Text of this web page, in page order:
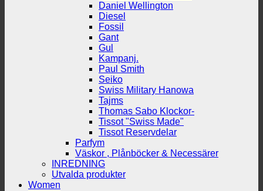
Daniel Wellington
Diesel
Fossil
Gant
Gul
Kampanj.
Paul Smith
Seiko
Swiss Military Hanowa
Tajms
Thomas Sabo Klockor-
Tissot "Swiss Made"
Tissot Reservdelar
Parfym
Väskor , Plånböcker & Necessärer
INREDNING
Utvalda produkter
Women